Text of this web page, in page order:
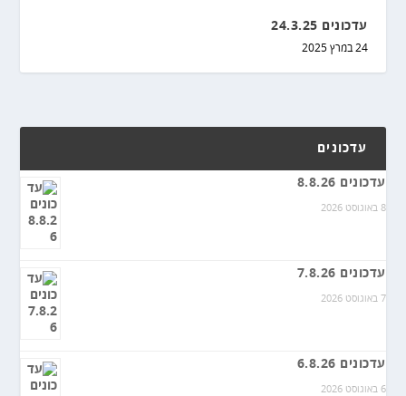
עדכונים 24.3.25
24 במרץ 2025
עדכונים
עדכונים 8.8.26
8 באוגוסט 2026
עדכונים 7.8.26
7 באוגוסט 2026
עדכונים 6.8.26
6 באוגוסט 2026